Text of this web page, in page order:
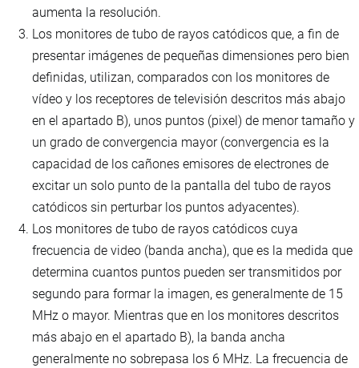
aumenta la resolución.
Los monitores de tubo de rayos catódicos que, a fin de
presentar imágenes de pequeñas dimensiones pero bien
definidas, utilizan, comparados con los monitores de
vídeo y los receptores de televisión descritos más abajo
en el apartado B), unos puntos (pixel) de menor tamaño y
un grado de convergencia mayor (convergencia es la
capacidad de los cañones emisores de electrones de
excitar un solo punto de la pantalla del tubo de rayos
catódicos sin perturbar los puntos adyacentes).
Los monitores de tubo de rayos catódicos cuya
frecuencia de video (banda ancha), que es la medida que
determina cuantos puntos pueden ser transmitidos por
segundo para formar la imagen, es generalmente de 15
MHz o mayor. Mientras que en los monitores descritos
más abajo en el apartado B), la banda ancha
generalmente no sobrepasa los 6 MHz. La frecuencia de